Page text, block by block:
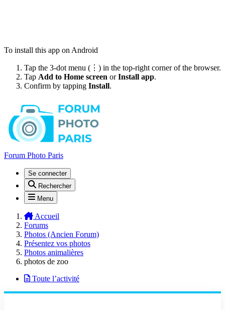
To install this app on Android
Tap the 3-dot menu (⋮) in the top-right corner of the browser.
Tap Add to Home screen orInstall app.
Confirm by tapping Install.
Forum Photo Paris
Se connecter
Rechercher
Menu
Accueil
Forums
Photos (Ancien Forum)
Présentez vos photos
Photos animalières
photos de zoo
Toute l’activité